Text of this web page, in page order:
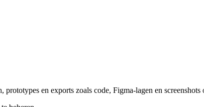
en exports zoals code, Figma-lagen en screenshots